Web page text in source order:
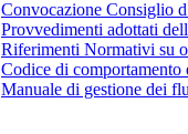
Convocazione Consiglio
Provvedimenti adottati
Riferimenti Normativi su
Codice di
Manuale di gestione dei